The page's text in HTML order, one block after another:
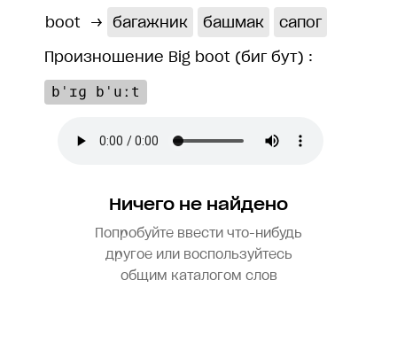
boot → багажник башмак
сапог
Произношение Big boot (биг бут) :
bˈɪɡ bˈuːt
Ничего не найдено
Попробуйте ввести что-нибудь
другое или воспользуйтесь
общим каталогом слов